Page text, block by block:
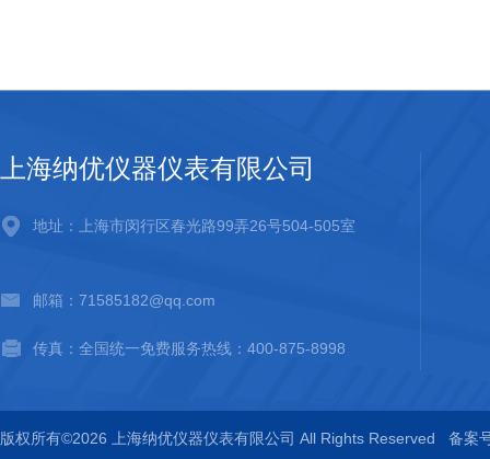
上海纳优仪器仪表有限公司
地址：上海市闵行区春光路99弄26号504-505室
邮箱：71585182@qq.com
传真：全国统一免费服务热线：400-875-8998
版权所有©2026 上海纳优仪器仪表有限公司 All Rights Reserved 备案